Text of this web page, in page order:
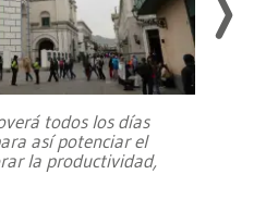
todos los días
así potenciar el
la productividad,